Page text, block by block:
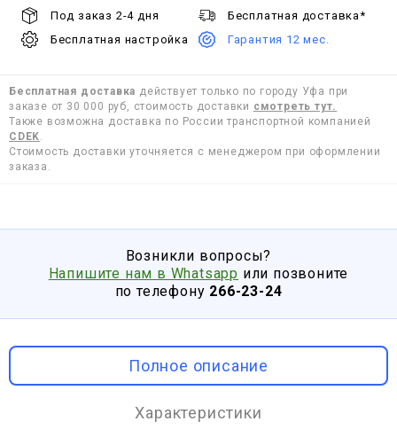
Под заказ 2-4 дня
Бесплатная доставка*
Бесплатная настройка
Гарантия 12 мес.
Бесплатная доставка действует только по городу Уфа при
заказе от 30 000 руб, стоимость доставки смотреть тут.
Также возможна доставка по России транспортной компанией
CDEK.
Стоимость доставки уточняется с менеджером при оформлении
заказа.
Возникли вопросы?
Напишите нам в Whatsapp или позвоните
по телефону 266-23-24
Полное описание
Характеристики